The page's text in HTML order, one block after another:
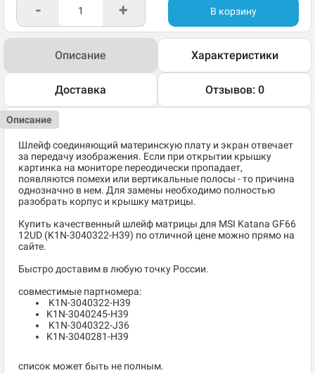
- + В корзину
Описание Характеристики
Доставка Отзывов: 0
Описание
Шлейф соединяющий материнскую плату и экран отвечает
за передачу изображения. Если при открытии крышку
картинка на мониторе переодически пропадает,
появляются помехи или вертикальные полосы - то причина
однозначно в нем. Для замены необходимо полностью
разобрать корпус и крышку матрицы.
Купить качественный шлейф матрицы для MSI Katana GF66
12UD (K1N-3040322-H39) по отличной цене можно прямо на
сайте.
Быстро доставим в любую точку России.
совместимые партномера:
K1N-3040322-H39
K1N-3040245-H39
K1N-3040322-J36
K1N-3040281-H39
список может быть не полным.